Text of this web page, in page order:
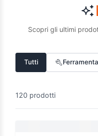
Scopri gli ultimi
Tutti Ferramenta
120 prodotti